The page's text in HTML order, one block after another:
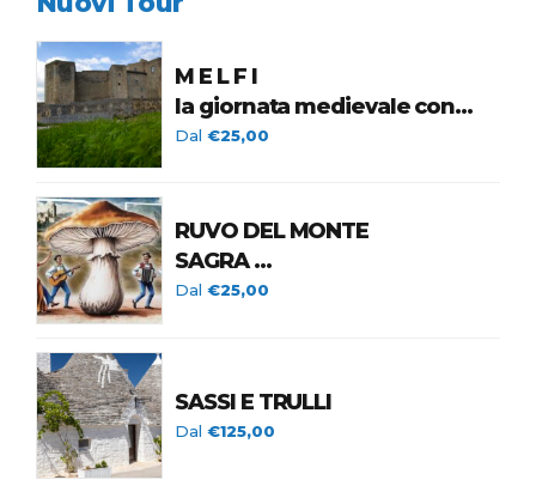
M E L F I
la giornata medievale con
spettacolo di
Dal€25,00
RUVO DEL MONTE
SAGRA
DEL FUNGO CARDONCELLO
Dal€25,00
SASSI E TRULLI
Dal€125,00